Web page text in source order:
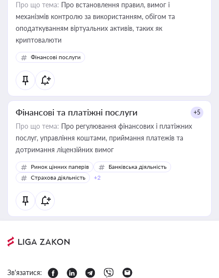
Про що тема: Про встановлення правил, вимог і
механізмів контролю за використанням, обігом та
оподаткуванням віртуальних активів, таких як
криптовалюти
Фінансові послуги
Фінансові та платіжні послуги +5
Про що тема: Про регулювання фінансових і платіжних
послуг, управління коштами, приймання платежів та
дотримання ліцензійних вимог
Ринок цінних паперів
Банківська діяльність
Страхова діяльність
+2
Зв'язатися: